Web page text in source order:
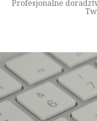
Profesjonalne